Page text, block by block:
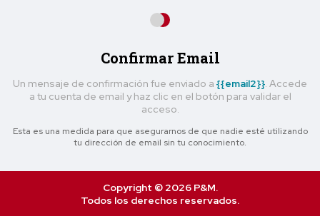
Confirmar Email
Un mensaje de confirmación fue enviado a {{email2}}. Accede
a tu cuenta de email y haz clic en el botón para validar el
acceso.
Esta es una medida para que asegurarnos de que nadie esté utilizando
tu dirección de email sin tu conocimiento.
Copyright © 2026 P&M.
Todos los derechos reservados.